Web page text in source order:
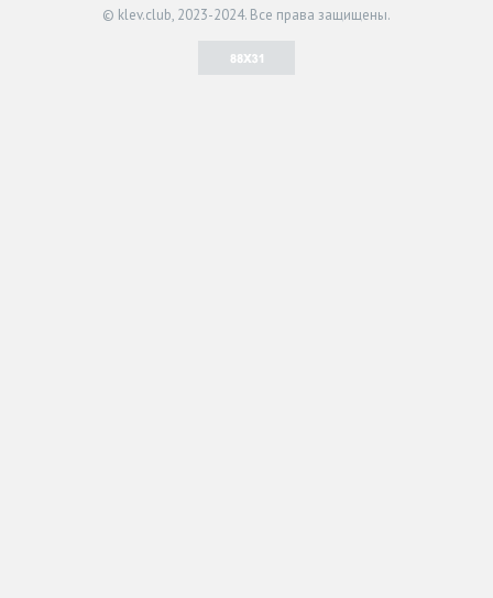
© klev.club, 2023-2024. Все права защищены.